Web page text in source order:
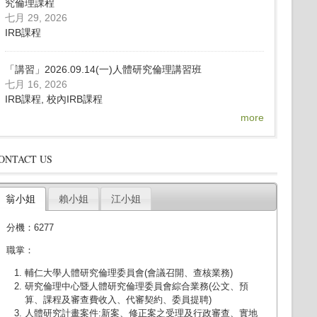
究倫理課程
七月 29, 2026
IRB課程
「講習」2026.09.14(一)人體研究倫理講習班
七月 16, 2026
IRB課程, 校內IRB課程
more
US
翁小姐 賴小姐 江小姐
分機：6277
職掌：
輔仁大學人體研究倫理委員會(會議召開、查核業務)
研究倫理中心暨人體研究倫理委員會綜合業務(公文、預
算、課程及審查費收入、代審契約、委員提聘)
人體研究計畫案件:新案、修正案之受理及行政審查、實地